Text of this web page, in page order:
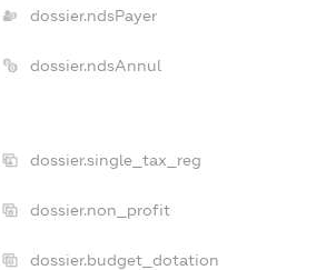
dossier.ndsPayer
dossier.ndsAnnul
dossier.single_tax_reg
dossier.non_profit
dossier.budget_dotation